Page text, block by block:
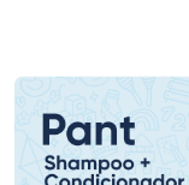
Promoção